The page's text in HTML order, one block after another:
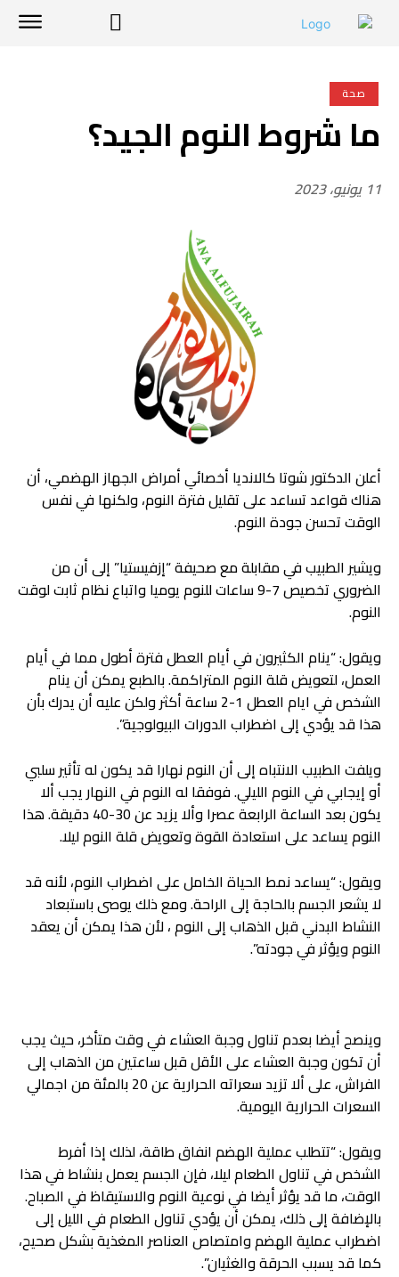
صحة
ما شروط النوم الجيد؟
11 يونيو، 2023
أعلن الدكتور شوتا كالانديا أخصائي أمراض الجهاز الهضمي، أن
هناك قواعد تساعد على تقليل فترة النوم، ولكنها في نفس
الوقت تحسن جودة النوم.
ويشير الطبيب في مقابلة مع صحيفة “إزفيستيا” إلى أن من
الضروري تخصيص 7-9 ساعات للنوم يوميا واتباع نظام ثابت لوقت
النوم.
ويقول: “ينام الكثيرون في أيام العطل فترة أطول مما في أيام
العمل، لتعويض قلة النوم المتراكمة. بالطبع يمكن أن ينام
الشخص في ايام العطل 1-2 ساعة أكثر ولكن عليه أن يدرك بأن
هذا قد يؤدي إلى اضطراب الدورات البيولوجية”.
ويلفت الطبيب الانتباه إلى أن النوم نهارا قد يكون له تأثير سلبي
أو إيجابي في النوم الليلي. فوفقا له النوم في النهار يجب ألا
يكون بعد الساعة الرابعة عصرا وألا يزيد عن 30-40 دقيقة. هذا
النوم يساعد على استعادة القوة وتعويض قلة النوم ليلا.
ويقول: “يساعد نمط الحياة الخامل على اضطراب النوم، لأنه قد
لا يشعر الجسم بالحاجة إلى الراحة. ومع ذلك يوصى باستبعاد
النشاط البدني قبل الذهاب إلى النوم ، لأن هذا يمكن أن يعقد
النوم ويؤثر في جودته”.
وينصح أيضا بعدم تناول وجبة العشاء في وقت متأخر، حيث يجب
أن تكون وجبة العشاء على الأقل قبل ساعتين من الذهاب إلى
الفراش، على ألا تزيد سعراته الحرارية عن 20 بالمئة من اجمالي
السعرات الحرارية اليومية.
ويقول: “تتطلب عملية الهضم انفاق طاقة، لذلك إذا أفرط
الشخص في تناول الطعام ليلا، فإن الجسم يعمل بنشاط في هذا
الوقت، ما قد يؤثر أيضا في نوعية النوم والاستيقاظ في الصباح.
بالإضافة إلى ذلك، يمكن أن يؤدي تناول الطعام في الليل إلى
اضطراب عملية الهضم وامتصاص العناصر المغذية بشكل صحيح،
كما قد يسبب الحرقة والغثيان”.